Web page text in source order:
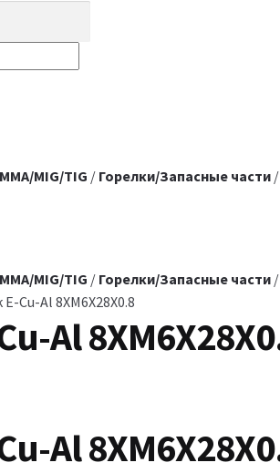
MIG/TIG / Горелки/Запасные части /
MIG/TIG / Горелки/Запасные части /
Cu-Al 8XM6X28X0.8
Al
Al